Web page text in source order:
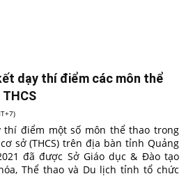
dạy thí điểm các môn thể
thí điểm một số môn thể thao trong
sở (THCS) trên địa bàn tỉnh Quảng
đã được Sở Giáo dục & Đào tạo
Thể thao và Du lịch tỉnh tổ chức